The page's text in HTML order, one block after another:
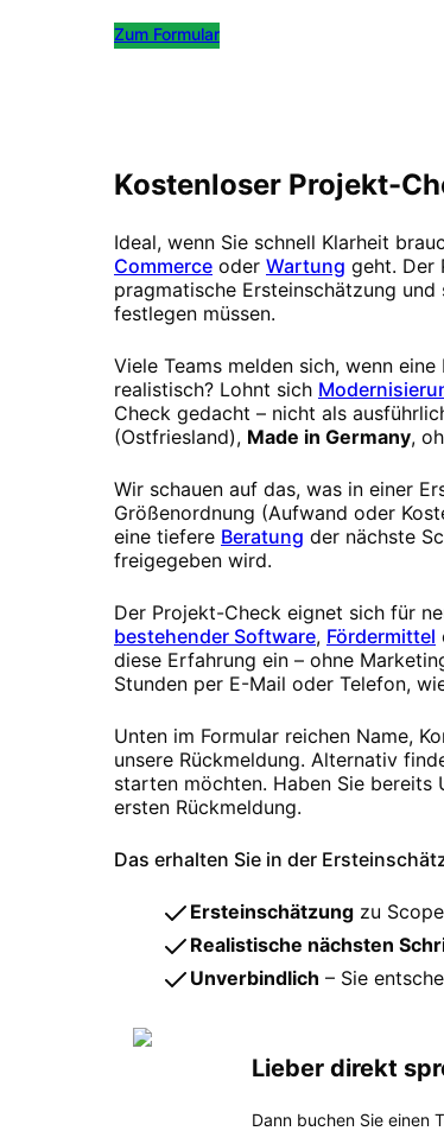
Zum Formular
Kostenloser Projekt-
Ideal, wenn Sie schnell Klarheit
Commerce oder Wartung geht. Der
pragmatische Ersteinschätzung
festlegen müssen.
Viele Teams melden sich, wenn
realistisch? Lohnt sich
Check gedacht – nicht als
(Ostfriesland), Made in Germany,
Wir schauen auf das, was in einer
Größenordnung (Aufwand oder
eine tiefere Beratung der nächste
freigegeben wird.
Der Projekt-Check eignet sich für
bestehender Software, Fördermittel
diese Erfahrung ein – ohne
Stunden per E-Mail oder Telefon,
Unten im Formular reichen Name,
unsere Rückmeldung. Alternativ
starten möchten. Haben Sie bereits
ersten Rückmeldung.
Das erhalten Sie in der
Ersteinschätzung zu
Realistische nächsten
Unverbindlich – Sie
Lieber direkt
Dann buchen Sie einen